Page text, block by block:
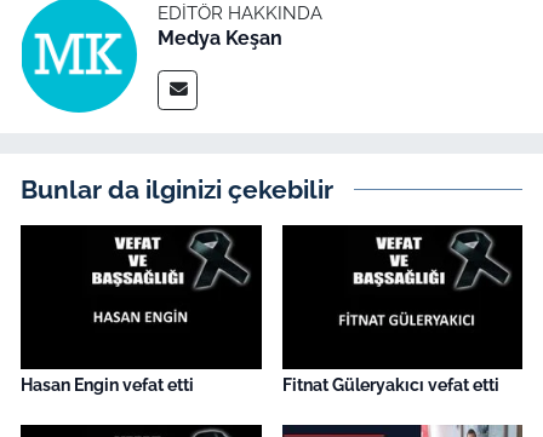
EDITÖR HAKKINDA
Medya Keşan
Bunlar da ilginizi çekebilir
Hasan Engin vefat etti Fitnat Güleryakıcı vefat etti
Dış Haberler
Magazin
Bilim Teknoloji
English News
Canlı Maç
Finans